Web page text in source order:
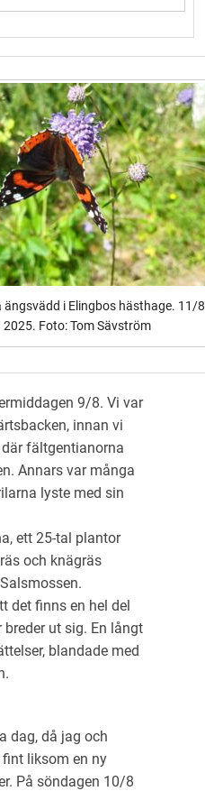
ängsvädd i Elingbos hästhage. 11/8
2025. Foto: Tom Sävström
9/8. Vi var
innan vi
fältgentianorna
Annars var många
lyste med sin
ett 25-tal plantor
och knägräs
det finns en hel del
ut sig. En långt
blandade med
dag, då jag och
liksom en ny
På söndagen 10/8